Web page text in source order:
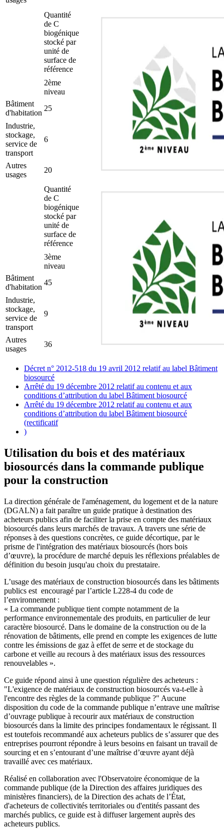
Quantité
de C
biogénique
stocké par
unité de
surface de
référence
2ème
niveau
Bâtiment
d'habitation
25
Industrie,
stockage,
service de
transport
6
Autres
usages
20
Quantité
de C
biogénique
stocké par
unité de
surface de
référence
3ème
niveau
Bâtiment
d'habitation
45
Industrie,
stockage,
service de
transport
9
Autres
usages
36
Décret n° 2012-518 du 19 avril 2012 relatif au label Bâtiment
biosourcé
Arrêté du 19 décembre 2012 relatif au contenu et aux
conditions d’attribution du label Bâtiment biosourcé
Arrêté du 19 décembre 2012 relatif au contenu et aux
conditions d’attribution du label Bâtiment biosourcé
(rectificatif
)
Utilisation du bois et des matériaux
biosourcés dans la commande publique
pour la construction
La direction générale de l'aménagement, du logement et de la nature
(DGALN) a fait paraître un guide pratique à destination des
acheteurs publics afin de faciliter la prise en compte des matériaux
biosourcés dans leurs marchés de travaux. A travers une série de
réponses à des questions concrètes, ce guide décortique, par le
prisme de l'intégration des matériaux biosourcés (hors bois
d’œuvre), la procédure de marché depuis les réflexions préalables de
définition du besoin jusqu'au choix du prestataire.
L’usage des matériaux de construction biosourcés dans les bâtiments
publics est encouragé par l’article L228-4 du code de
l’environnement :
« La commande publique tient compte notamment de la
performance environnementale des produits, en particulier de leur
caractère biosourcé. Dans le domaine de la construction ou de la
rénovation de bâtiments, elle prend en compte les exigences de lutte
contre les émissions de gaz à effet de serre et de stockage du
carbone et veille au recours à des matériaux issus des ressources
renouvelables ».
Ce guide répond ainsi à une question régulière des acheteurs :
"L'exigence de matériaux de construction biosourcés va-t-elle à
l'encontre des règles de la commande publique ?" Aucune
disposition du code de la commande publique n’entrave une maîtrise
d’ouvrage publique à recourir aux matériaux de construction
biosourcés dans la limite des principes fondamentaux le régissant. Il
est toutefois recommandé aux acheteurs publics de s’assurer que des
entreprises pourront répondre à leurs besoins en faisant un travail de
sourcing et en s’entourant d’une maîtrise d’œuvre ayant déjà
travaillé avec ces matériaux.
Réalisé en collaboration avec l'Observatoire économique de la
commande publique (de la Direction des affaires juridiques des
ministères financiers), de la Direction des achats de l’État,
d'acheteurs de collectivités territoriales ou d'entités passant des
marchés publics, ce guide est à diffuser largement auprès des
acheteurs publics.